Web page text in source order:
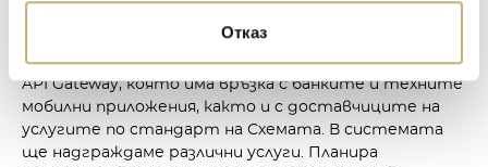
Отказ
или друг алтернативен начин. В момента в
БОРИКА се изгражда централизирана система blink
API Gateway, която има връзка с банките и техните
мобилни приложения, както и с доставчиците на
услугите по стандарт на Схемата. В системата
ще надграждаме различни услуги. Планира